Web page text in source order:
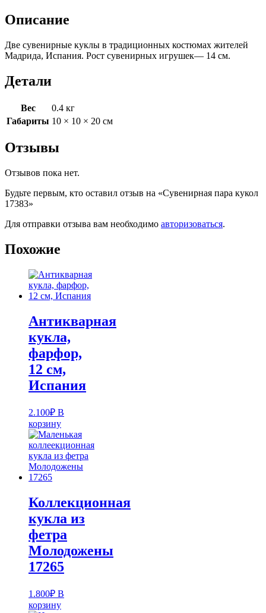
Описание
Две сувенирные куклы в традиционных костюмах жителей
Мадрида, Испания. Рост сувенирных игрушек— 14 см.
Детали
Вес
0.4 кг
Габариты 10 × 10 × 20 см
Отзывы
Отзывов пока нет.
Будьте первым, кто оставил отзыв на «Сувенирная пара кукол
17383»
Для отправки отзыва вам необходимо авторизоваться.
Похожие
Антикварная
кукла,
фарфор,
12 см,
Испания
2.100₽ В
корзину
Коллекционная
кукла из
фетра
Молодожены
17265
1.800₽ В
корзину